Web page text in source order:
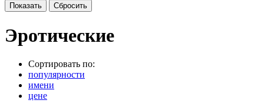
Эротические
Сортировать по:
популярности
имени
цене